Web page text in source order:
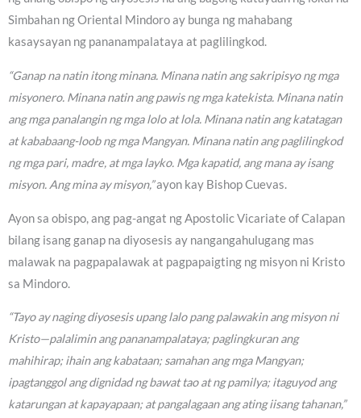
Simbahan ng Oriental Mindoro ay bunga ng mahabang
kasaysayan ng pananampalataya at paglilingkod.
“Ganap na natin itong minana. Minana natin ang sakripisyo ng mga
misyonero. Minana natin ang pawis ng mga katekista. Minana natin
ang mga panalangin ng mga lolo at lola. Minana natin ang katatagan
at kababaang-loob ng mga Mangyan. Minana natin ang paglilingkod
ng mga pari, madre, at mga layko. Mga kapatid, ang mana ay isang
misyon. Ang mina ay misyon,”ayon kay Bishop Cuevas.
Ayon sa obispo, ang pag-angat ng Apostolic Vicariate of Calapan
bilang isang ganap na diyosesis ay nangangahulugang mas
malawak na pagpapalawak at pagpapaigting ng misyon ni Kristo
sa Mindoro.
“Tayo ay naging diyosesis upang lalo pang palawakin ang misyon ni
Kristo—palalimin ang pananampalataya; paglingkuran ang
mahihirap; ihain ang kabataan; samahan ang mga Mangyan;
ipagtanggol ang dignidad ng bawat tao at ng pamilya; itaguyod ang
katarungan at kapayapaan; at pangalagaan ang ating iisang tahanan,”